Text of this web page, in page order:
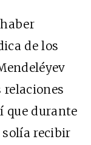
de los
relaciones
que durante
solía recibir